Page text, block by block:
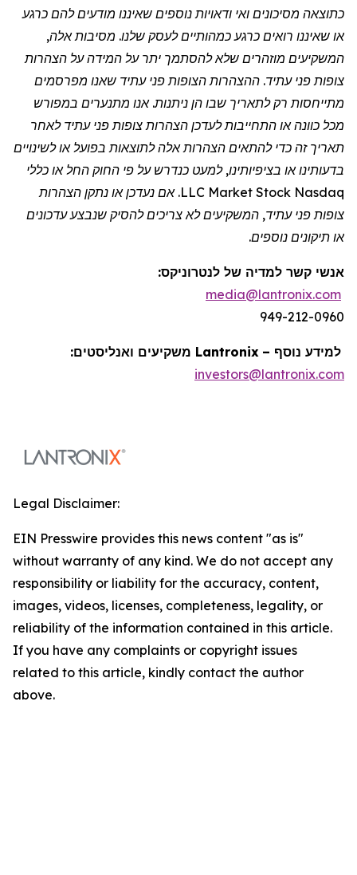
כתוצאה מסיכונים ואי ודאויות נוספים שאיננו מודעים להם כרגע
או שאיננו רואים כרגע כמהותיים לעסק שלנו. מסיבות אלה,
המשקיעים מוזהרים שלא להסתמך יתר על המידה על הצהרות
צופות פני עתיד. ההצהרות הצופות פני עתיד שאנו מפרסמים
מתייחסות רק לתאריך שבו הן ניתנות. אנו מתנערים במפורש
מכל כוונה או התחייבות לעדכן הצהרות צופות פני עתיד לאחר
תאריך זה כדי להתאים הצהרות אלה לתוצאות בפועל או לשינויים
בדעותינו או בציפיותינו, למעט כנדרש על פי החוק החל או כללי
Nasdaq
Market
LLC. אם נעדכן או נתקן הצהרות
צופות פני עתיד, המשקיעים לא צריכים להסיק שנבצע עדכונים
או תיקונים נוספים.
אנשי קשר למדיה של לנטרוניקס:
media@lantronix.com
949-212-0960
למידע נוסף – Lantronix משקיעים ואנליסטים:
investors@lantronix.com
Legal Disclaimer:
EIN Presswire provides this news content "as is"
without warranty of any kind. We do not accept any
responsibility or liability for the accuracy, content,
images, videos, licenses, completeness, legality, or
reliability of the information contained in this article.
If you have any complaints or copyright issues
related to this article, kindly contact the author
above.